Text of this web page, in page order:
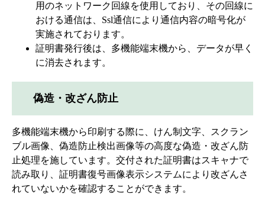
用のネットワーク回線を使用しており、その回線に
おける通信は、Ssl通信により通信内容の暗号化が
実施されております。
証明書発行後は、多機能端末機から、データが早く
に消去されます。
偽造・改ざん防止
多機能端末機から印刷する際に、けん制文字、スクラン
ブル画像、偽造防止検出画像等の高度な偽造・改ざん防
止処理を施しています。交付された証明書はスキャナで
読み取り、証明書復号画像表示システムにより改ざんさ
れていないかを確認することができます。